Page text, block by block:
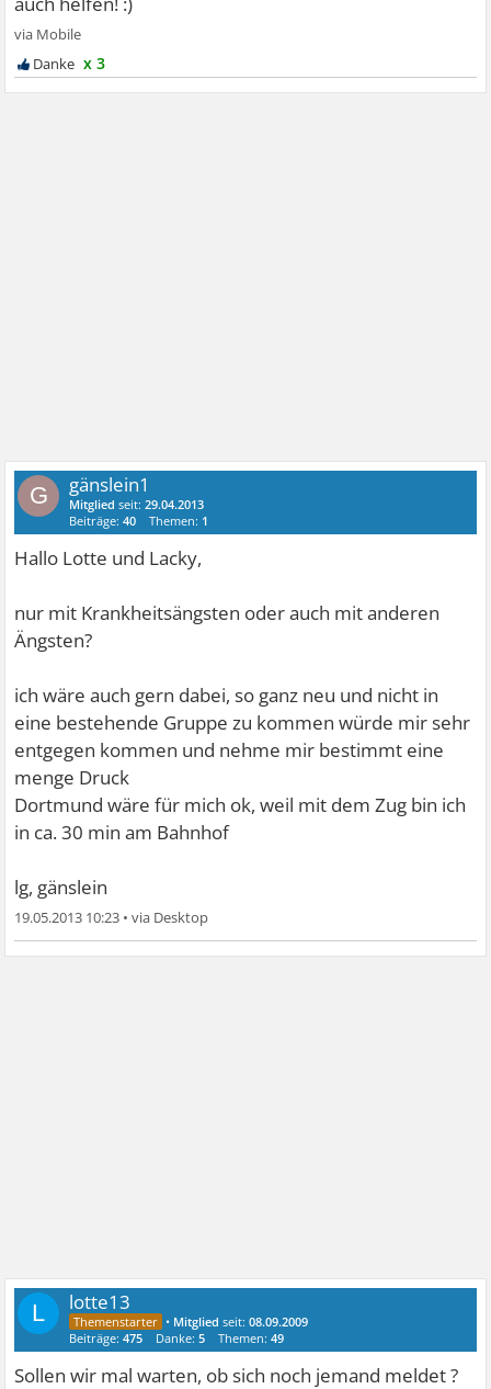
x 3
G gänslein1
Mitglied seit:29.04.2013
Beiträge:40 Themen: 1
Hallo Lotte und Lacky,
nur mit Krankheitsängsten oder auch mit anderen
Ängsten?
ich wäre auch gern dabei, so ganz neu und nicht in
eine bestehende Gruppe zu kommen würde mir sehr
entgegen kommen und nehme mir bestimmt eine
menge Druck
Dortmund wäre für mich ok, weil mit dem Zug bin ich
in ca. 30 min am Bahnhof
lg, gänslein
19.05.2013 10:23 •
L lotte13
• Mitglied seit:08.09.2009
Beiträge:475 Danke:5 Themen:49
Sollen wir mal warten, ob sich noch jemand meldet ?